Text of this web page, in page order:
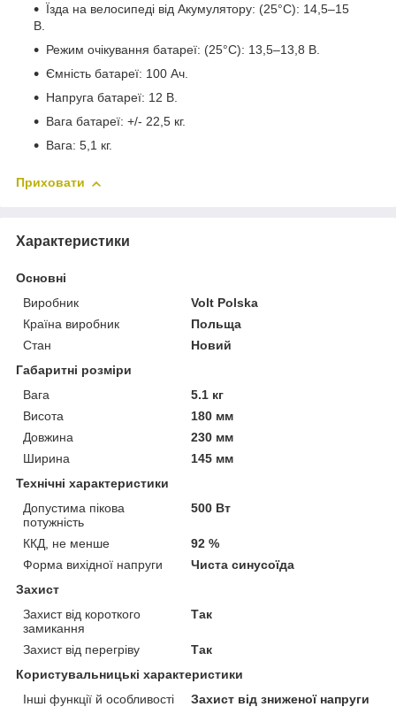
Їзда на велосипеді від Акумулятору: (25°С): 14,5–15
В.
Режим очікування батареї: (25°С): 13,5–13,8 В.
Ємність батареї: 100 Ач.
Напруга батареї: 12 В.
Вага батареї: +/- 22,5 кг.
Вага: 5,1 кг.
Приховати
Характеристики
Основні
Виробник
Volt Polska
Країна виробник
Польща
Стан
Новий
Габаритні розміри
Вага
5.1 кг
Висота
180 мм
Довжина
230 мм
Ширина
145 мм
Технічні характеристики
Допустима пікова
потужність
500 Вт
ККД, не менше
92 %
Форма вихідної напруги
Чиста синусоїда
Захист
Захист від короткого
замикання
Так
Захист від перегріву
Так
Користувальницькі характеристики
Інші функції й особливості
Захист від зниженої напруги